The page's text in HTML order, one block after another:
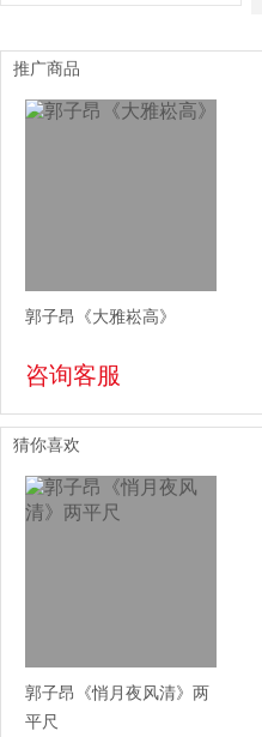
推广商品
郭子昂《大雅崧高》
咨询客服
猜你喜欢
郭子昂《悄月夜风清》两
平尺